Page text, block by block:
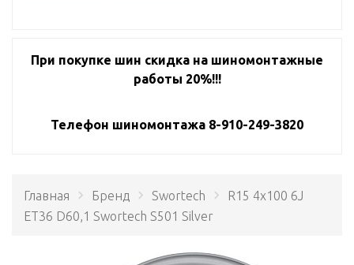
При покупке шин скидка на шиномонтажные
работы 20%!!!
Телефон шиномонтажа 8-910-249-3820
Главная Бренд Swortech
R15 4x100 6J
ET36 D60,1 Swortech S501 Silver